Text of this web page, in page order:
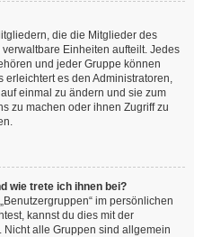
die die Mitglieder des
Einheiten aufteilt. Jedes
und jeder Gruppe können
erleichtert es den Administratoren,
einmal zu ändern und sie zum
zu machen oder ihnen Zugriff zu
wie trete ich ihnen bei?
im persönlichen
kannst du dies mit der
alle Gruppen sind allgemein